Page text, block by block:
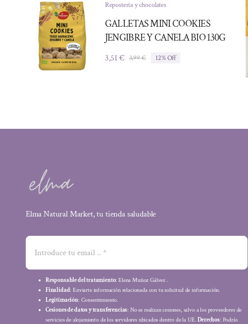
Repostería y chocolates
GALLETAS MINI COOKIES
JENGIBRE Y CANELA BIO 130G
3,99€El
3,51€
El
12% Off
Elma Natural Market, tu tienda saludable
Responsable del tratamiento: Elena Muñoz Gálvez .
Finalidad: Enviarte información relacionada con tu solicitud de información.
Legitimación: Consentimiento.
Cesiones de datos y transferencias: No se realizan cesiones, salvo a los proveedores de
servicios de alojamiento de los servidores ubicados dentro de la UE.Derechos: Podrás